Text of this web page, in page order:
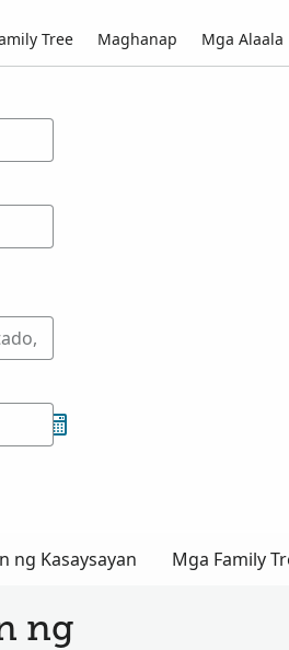
Tree Maghanap Mga Alaala
ng Kasaysayan Mga Family
ng